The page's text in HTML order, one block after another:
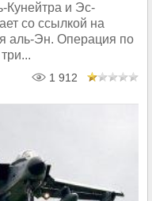
и Эс-
со ссылкой на
аль-Эн. Операция по
1 912